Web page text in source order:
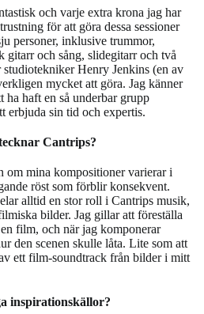
och varje extra krona jag har
för att göra dessa sessioner
personer, inklusive trummor,
gitarr och sång, slidegitarr och två
Henry Jenkins (en av
mycket att göra. Jag känner
haft en så underbar grupp
erbjuda sin tid och expertis.
Cantrips?
om mina kompositioner varierar i
röst som förblir konsekvent.
alltid en stor roll i Cantrips musik,
bilder. Jag gillar att föreställa
film, och när jag komponerar
den scenen skulle låta. Lite som att
ett film-soundtrack från bilder i mitt
inspirationskällor?